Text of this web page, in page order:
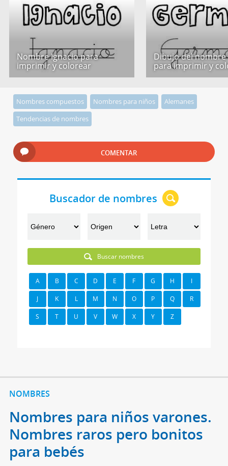
Nombre Ignacio para
imprimir y colorear
Dibujo del
para imprimir y
Nombres compuestos Nombres para niños
Alemanes
Tendencias de nombres
COMENTAR
Buscador de nombres
Buscar nombres
A B C D E F G H I
J K L M N O P Q R
S T U V W X Y Z
NOMBRES
Nombres para niños varones.
Nombres raros pero bonitos
para bebés